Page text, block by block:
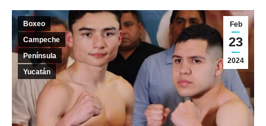
Feb
23
2024
Boxeo
Campeche
Península
Yucatán